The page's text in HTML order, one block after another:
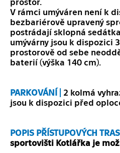
V rámci umýváren není k
bezbariérově upravený
postrádají sklopná
umývárny jsou k dispozici
prostorově od sebe
baterií (výška 140 cm).
PARKOVÁNÍ | 2 kolmá
jsou k dispozici před
POPIS PŘÍSTUPOVÝCH
sportovišti Kotlářka je